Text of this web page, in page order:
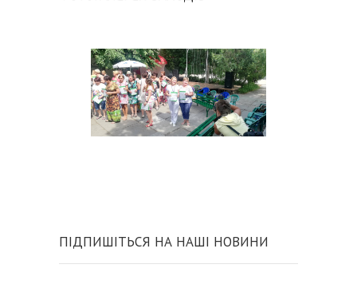
ПІДПИШІТЬСЯ НА НАШІ НОВИНИ